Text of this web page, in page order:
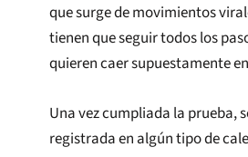
que surge de movimientos
tienen que seguir todos los
quieren caer supuestamente
Una vez cumpliada la prueba,
registrada en algún tipo de